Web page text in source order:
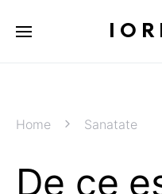
Home Sanatate
De ce